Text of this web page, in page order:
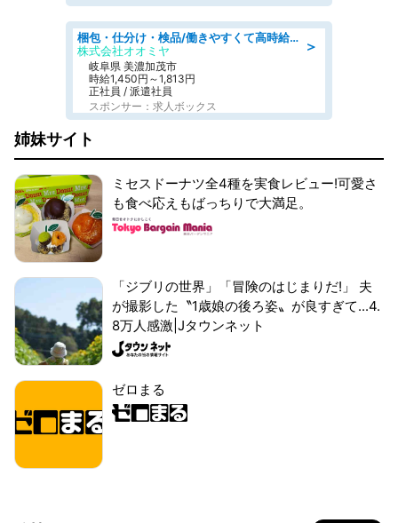
＞
梱包・仕分け・検品/働きやすくて高時給の仕分け作業長期休暇充実/残業なし
株式会社オオミヤ
岐阜県 美濃加茂市
時給1,450円～1,813円
正社員 / 派遣社員
スポンサー：求人ボックス
姉妹サイト
ミセスドーナツ全4種を実食レビュー!可愛さ
も食べ応えもばっちりで大満足。
「ジブリの世界」「冒険のはじまりだ!」 夫
が撮影した〝1歳娘の後ろ姿〟が良すぎて...4.
8万人感激|Jタウンネット
ゼロまる